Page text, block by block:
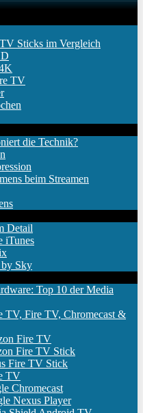
Sticks im Vergleich
TV
die Technik?
beim Streamen
Detail
iTunes
by Sky
Top 10 der Media
TV, Fire TV, Chromecast &
Fire TV
Fire TV Stick
Fire TV Stick
TV
Chromecast
Nexus Player